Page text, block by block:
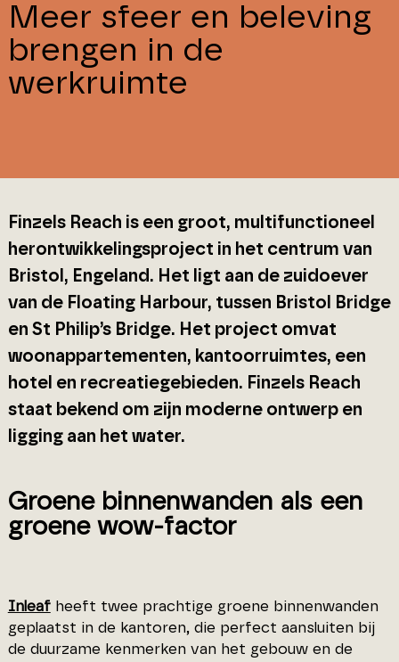
Meer sfeer en beleving
brengen in de
werkruimte
Finzels Reach is een groot, multifunctioneel
herontwikkelingsproject in het centrum van
Bristol, Engeland. Het ligt aan de zuidoever
van de Floating Harbour, tussen Bristol Bridge
en St Philip’s Bridge. Het project omvat
woonappartementen, kantoorruimtes, een
hotel en recreatiegebieden. Finzels Reach
staat bekend om zijn moderne ontwerp en
ligging aan het water.
Groene binnenwanden als een
groene wow-factor
Inleafheeft twee prachtige groene binnenwanden
geplaatst in de kantoren, die perfect aansluiten bij
de duurzame kenmerken van het gebouw en de